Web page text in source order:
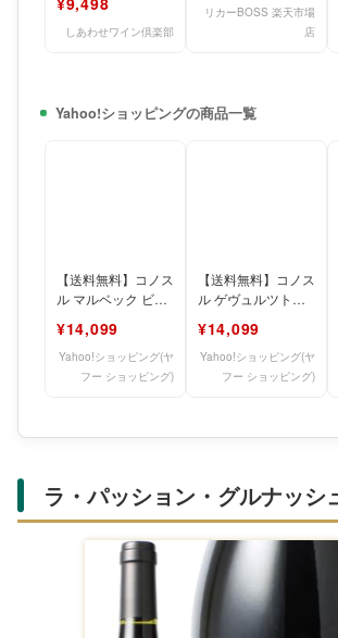
レタ
しあわせワイン倶楽部
リカーBOSS 楽天市場
店
Yahoo!ショッピングの商品一覧
【送料無料】コノス
ル マルベック ビシ
750ml 12本セット
¥14,099
Yahoo!ショッピング(ヤ
フー ショッピング)
【送料無料】コノス
ル ゲヴュルツトラ
タ レゼルバ 750ml
¥14,099
Yahoo!ショッピング(ヤ
フー ショッピング)
ラ・パッション・グルナッシ